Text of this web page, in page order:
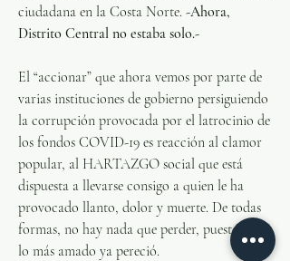
ciudadana en la Costa Norte. -Ahora,
Distrito Central no estaba solo.-
El “accionar” que ahora vemos por parte de
varias instituciones de gobierno persiguiendo
la corrupción provocada por el latrocinio de
los fondos COVID-19 es reacción al clamor
popular, al HARTAZGO social que está
dispuesta a llevarse consigo a quien le ha
provocado llanto, dolor y muerte. De todas
formas, no hay nada que perder, puesto que
lo más amado ya pereció.